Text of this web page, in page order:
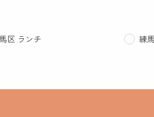
区 ランチ 練